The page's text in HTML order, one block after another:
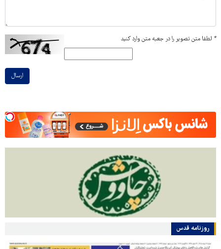
* لطفا متن تصویر را در جعبه متن وارد کنید
ارسال
روزنامه قدس